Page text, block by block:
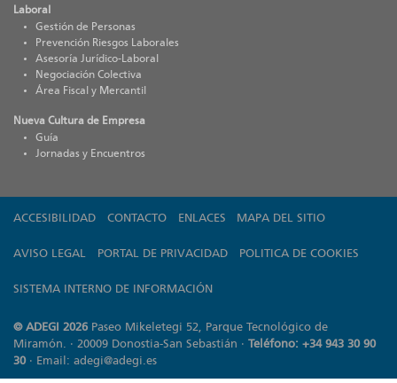
Laboral
Gestión de Personas
Prevención Riesgos Laborales
Asesoría Jurídico-Laboral
Negociación Colectiva
Área Fiscal y Mercantil
Nueva Cultura de Empresa
Guía
Jornadas y Encuentros
ACCESIBILIDAD CONTACTO ENLACES MAPA DEL SITIO
AVISO LEGAL PORTAL DE PRIVACIDAD POLITICA DE COOKIES
SISTEMA INTERNO DE INFORMACIÓN
© ADEGI 2026 Paseo Mikeletegi 52, Parque Tecnológico de
Miramón. · 20009 Donostia-San Sebastián ·
Teléfono: +34 943 30 90
30· Email: adegi@adegi.es